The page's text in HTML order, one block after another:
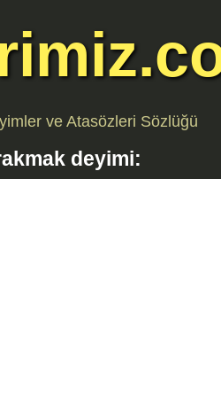
ve Atasözleri Sözlüğü
deyimi: